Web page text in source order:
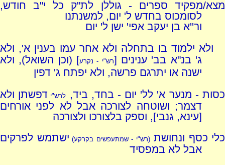
מצא/מפקיד ספרים - גוללן לת"ק כל י"ב חודש,
לסומכוס בחדש ל' יום, למשנתנו
ור''א בן יעקב אפי' ישן ל' יום
ולא ילמוד בו בתחלה ולא אחר עמו בענין א', ולא
ג' בנ"א בב' ענינים [רש"י - נקרע] (וכן השואל), ולא
ישנה או יתרגם פרשה, ולא יפתח ג' דפין
כסות - מנער א' לל' יום - בחד, ביד,
לרש"י דפשתן ולא
דצמר; ושוטחה לצורכה אבל לא לפני אורחים
[עינא, גנבי], וספק בלצורכו ולצורכה
כלי כסף ונחושת(רש"י - שמתעפשים בקרקע) ישתמש לפרקים
אבל לא במפסיד